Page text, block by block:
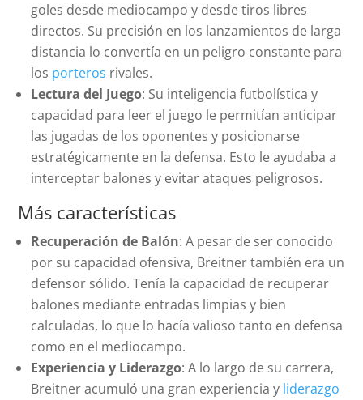
goles desde mediocampo y desde tiros libres
directos. Su precisión en los lanzamientos de larga
distancia lo convertía en un peligro constante para
los porteros rivales.
Lectura del Juego: Su inteligencia futbolística y
capacidad para leer el juego le permitían anticipar
las jugadas de los oponentes y posicionarse
estratégicamente en la defensa. Esto le ayudaba a
interceptar balones y evitar ataques peligrosos.
Más características
Recuperación de Balón: A pesar de ser conocido
por su capacidad ofensiva, Breitner también era un
defensor sólido. Tenía la capacidad de recuperar
balones mediante entradas limpias y bien
calculadas, lo que lo hacía valioso tanto en defensa
como en el mediocampo.
Experiencia y Liderazgo: A lo largo de su carrera,
Breitner acumuló una gran experiencia y liderazgo